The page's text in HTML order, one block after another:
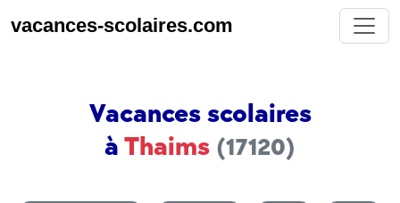
vacances-scolaires.com
Vacances scolaires
àThaims (17120)